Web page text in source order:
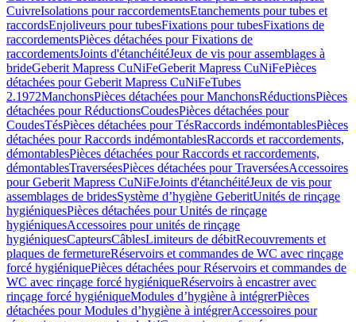
CuivreIsolations pour raccordementsEtanchements pour tubes et
raccordsEnjoliveurs pour tubesFixations pour tubesFixations de
raccordementsPièces détachées pour Fixations de
raccordementsJoints d'étanchéitéJeux de vis pour assemblages à
brideGeberit Mapress CuNiFeGeberit Mapress CuNiFePièces
détachées pour Geberit Mapress CuNiFeTubes
2.1972ManchonsPièces détachées pour ManchonsRéductionsPièces
détachées pour RéductionsCoudesPièces détachées pour
CoudesTésPièces détachées pour TésRaccords indémontablesPièces
détachées pour Raccords indémontablesRaccords et raccordements,
démontablesPièces détachées pour Raccords et raccordements,
démontablesTraverséesPièces détachées pour TraverséesAccessoires
pour Geberit Mapress CuNiFeJoints d'étanchéitéJeux de vis pour
assemblages de bridesSystème d’hygiène GeberitUnités de rinçage
hygiéniquesPièces détachées pour Unités de rinçage
hygiéniquesAccessoires pour unités de rinçage
hygiéniquesCapteursCâblesLimiteurs de débitRecouvrements et
plaques de fermetureRéservoirs et commandes de WC avec rinçage
forcé hygiéniquePièces détachées pour Réservoirs et commandes de
WC avec rinçage forcé hygiéniqueRéservoirs à encastrer avec
rinçage forcé hygiéniqueModules d’hygiène à intégrerPièces
détachées pour Modules d’hygiène à intégrerAccessoires pour